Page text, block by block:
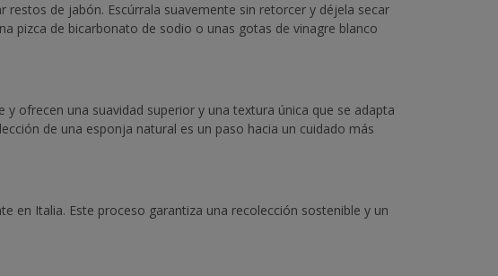
de jabón. Escúrrala suavemente sin retorcer y déjela secar
pizca de bicarbonato de sodio o unas gotas de vinagre blanco
ofrecen una suavidad superior y una textura única que se adapta
de una esponja natural es un paso hacia un cuidado más
en Italia. Este proceso garantiza una recolección sostenible y un